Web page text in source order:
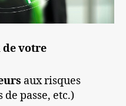
de votre
aux risques
passe, etc.)